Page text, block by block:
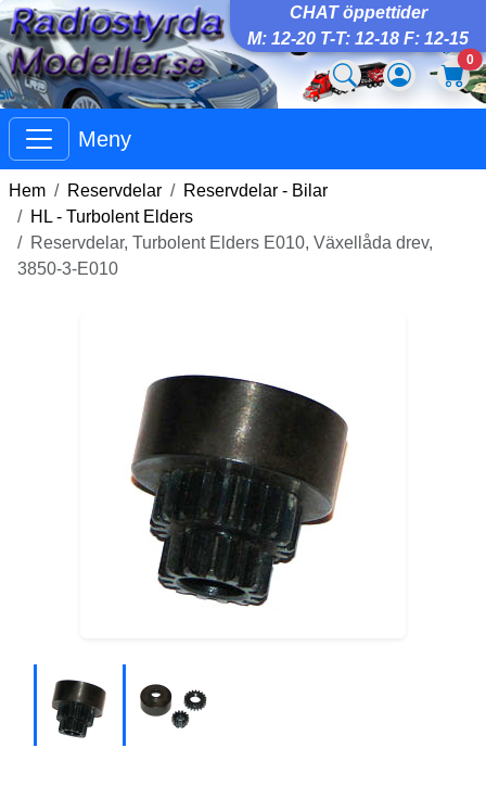
CHAT öppettider
M: 12-20 T-T: 12-18 F: 12-15
0
Meny
Hem Reservdelar
Reservdelar - Bilar
HL - Turbolent Elders
Reservdelar, Turbolent Elders E010, Växellåda drev,
3850-3-E010